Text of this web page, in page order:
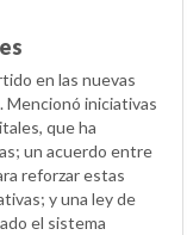
en las nuevas
Mencionó iniciativas
que ha
un acuerdo entre
reforzar estas
y una ley de
el sistema